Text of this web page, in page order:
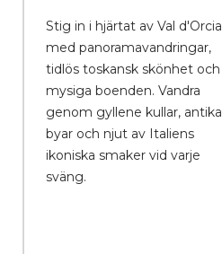
Stig in i hjärtat av Val d'Orcia
med panoramavandringar,
tidlös toskansk skönhet och
mysiga boenden. Vandra
genom gyllene kullar, antika
byar och njut av Italiens
ikoniska smaker vid varje
sväng.